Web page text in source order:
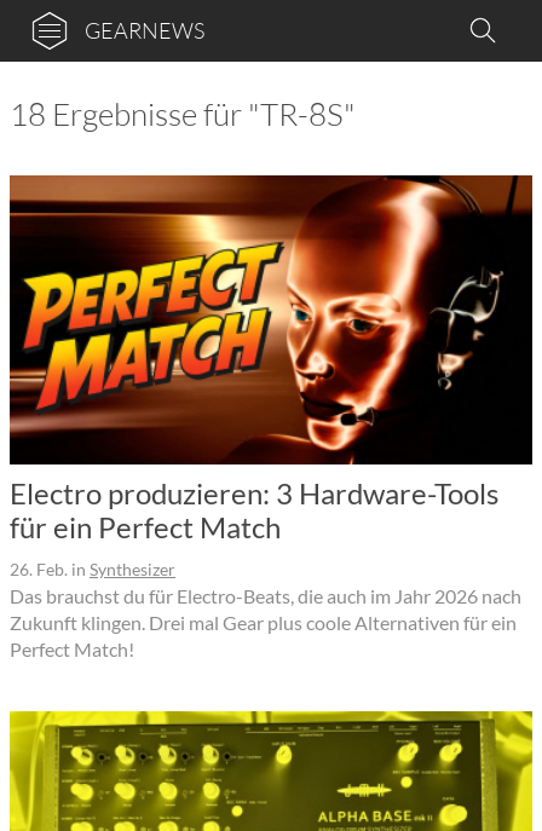
GEARNEWS
18 Ergebnisse für "TR-8S"
Electro produzieren: 3 Hardware-Tools
für ein Perfect Match
26. Feb. in Synthesizer
Das brauchst du für Electro-Beats, die auch im Jahr 2026 nach
Zukunft klingen. Drei mal Gear plus coole Alternativen für ein
Perfect Match!